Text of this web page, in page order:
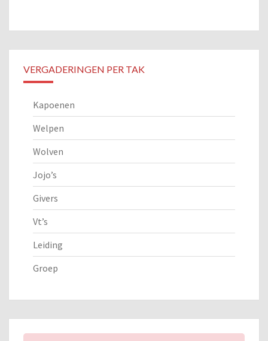
VERGADERINGEN PER TAK
Kapoenen
Welpen
Wolven
Jojo’s
Givers
Vt’s
Leiding
Groep